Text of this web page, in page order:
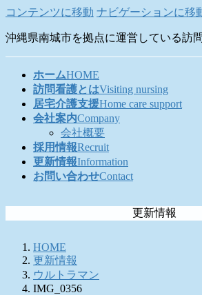
コンテンツに移動 ナビゲーションに移
沖縄県南城市を拠点に運営している訪
ホームHOME
訪問看護とはVisiting nursing
居宅介護支援Home care support
会社案内Company
会社概要
採用情報Recruit
更新情報Information
お問い合わせContact
更新情報
HOME
更新情報
ウルトラマン
IMG_0356